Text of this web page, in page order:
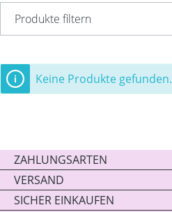
Produkte filtern
Keine Produkte gefunden.
ZAHLUNGSARTEN
VERSAND
SICHER EINKAUFEN